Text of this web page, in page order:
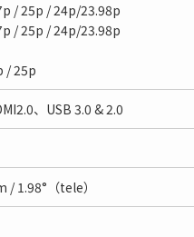
/ 25p / 24p/23.98p
/ 25p / 24p/23.98p
/ 25p
、USB 3.0 & 2.0
1.98°（tele）